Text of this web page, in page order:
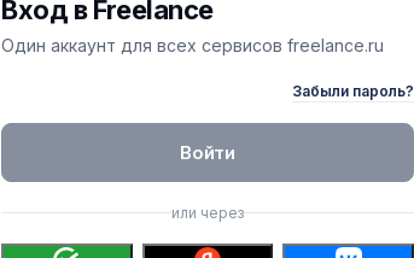
Вход в Freelance
Один аккаунт для всех сервисов freelance.ru
Забыли пароль?
Войти
или через